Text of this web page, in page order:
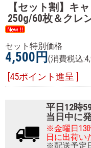
【セット割】キ
250g/60枚＆クレ
セット特別価格
4,500円 (消費税込
[45ポイント進呈 ]
平日12時
当日中に
※金曜日13
日に出荷い
※配送予定